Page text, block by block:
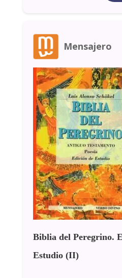
Mensajero
Biblia del Peregrino.
Estudio (II)